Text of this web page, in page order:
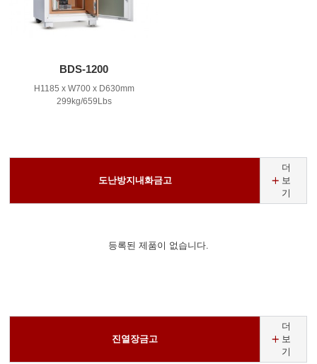
BDS-1200
H1185 x W700 x D630mm
299kg/659Lbs
도난방지내화금고
더
보
기
등록된 제품이 없습니다.
진열장금고
더
보
기